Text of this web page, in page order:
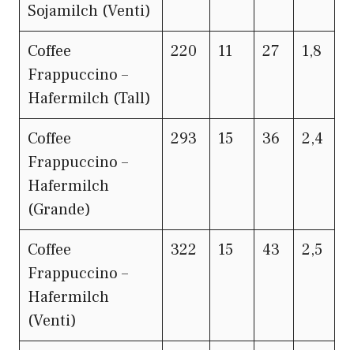
Sojamilch (Venti)
Coffee
Frappuccino –
Hafermilch (Tall)
220 11 27 1,8
Coffee
Frappuccino –
Hafermilch
(Grande)
293 15 36 2,4
Coffee
Frappuccino –
Hafermilch
(Venti)
322 15 43 2,5